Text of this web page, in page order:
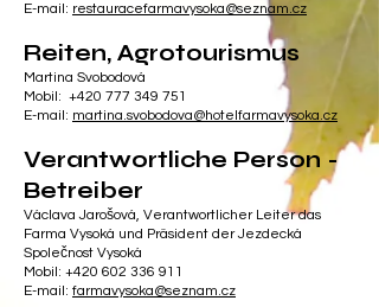
E-mail: restauracefarmavysoka@seznam.cz
Reiten, Agrotourismus
Martina Svobodová
Mobil: +420 777 349 751
E-mail: martina.svobodova@hotelfarmavysoka.cz
Verantwortliche Person -
Betreiber
Václava Jarošová, Verantwortlicher Leiter das
Farma Vysoká und Präsident der Jezdecká
Společnost Vysoká
Mobil: +420 602 336 911
E-mail: farmavysoka@seznam.cz